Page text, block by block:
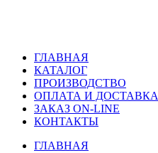
ГЛАВНАЯ
КАТАЛОГ
ПРОИЗВОДСТВО
ОПЛАТА И ДОСТАВКА
ЗАКАЗ ON-LINE
КОНТАКТЫ
ГЛАВНАЯ